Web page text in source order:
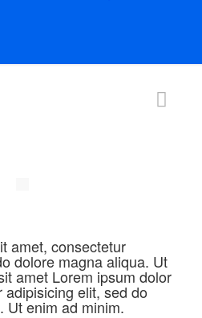
amet, consectetur
dolore magna aliqua. Ut
amet Lorem ipsum dolor
elit, sed do
Ut enim ad minim.